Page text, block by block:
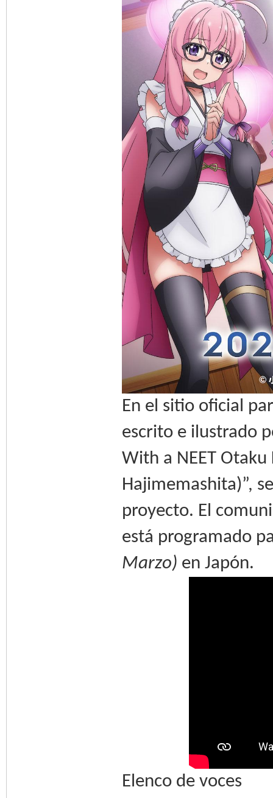
En el sitio oficial
escrito e ilustrado
With a NEET Otaku
Hajimemashita)”,
proyecto. El
está programado
Marzo) en Japón.
Elenco de voces